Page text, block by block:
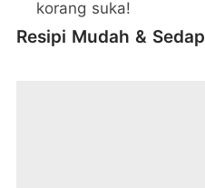
korang suka!
Resipi Mudah & Sedap